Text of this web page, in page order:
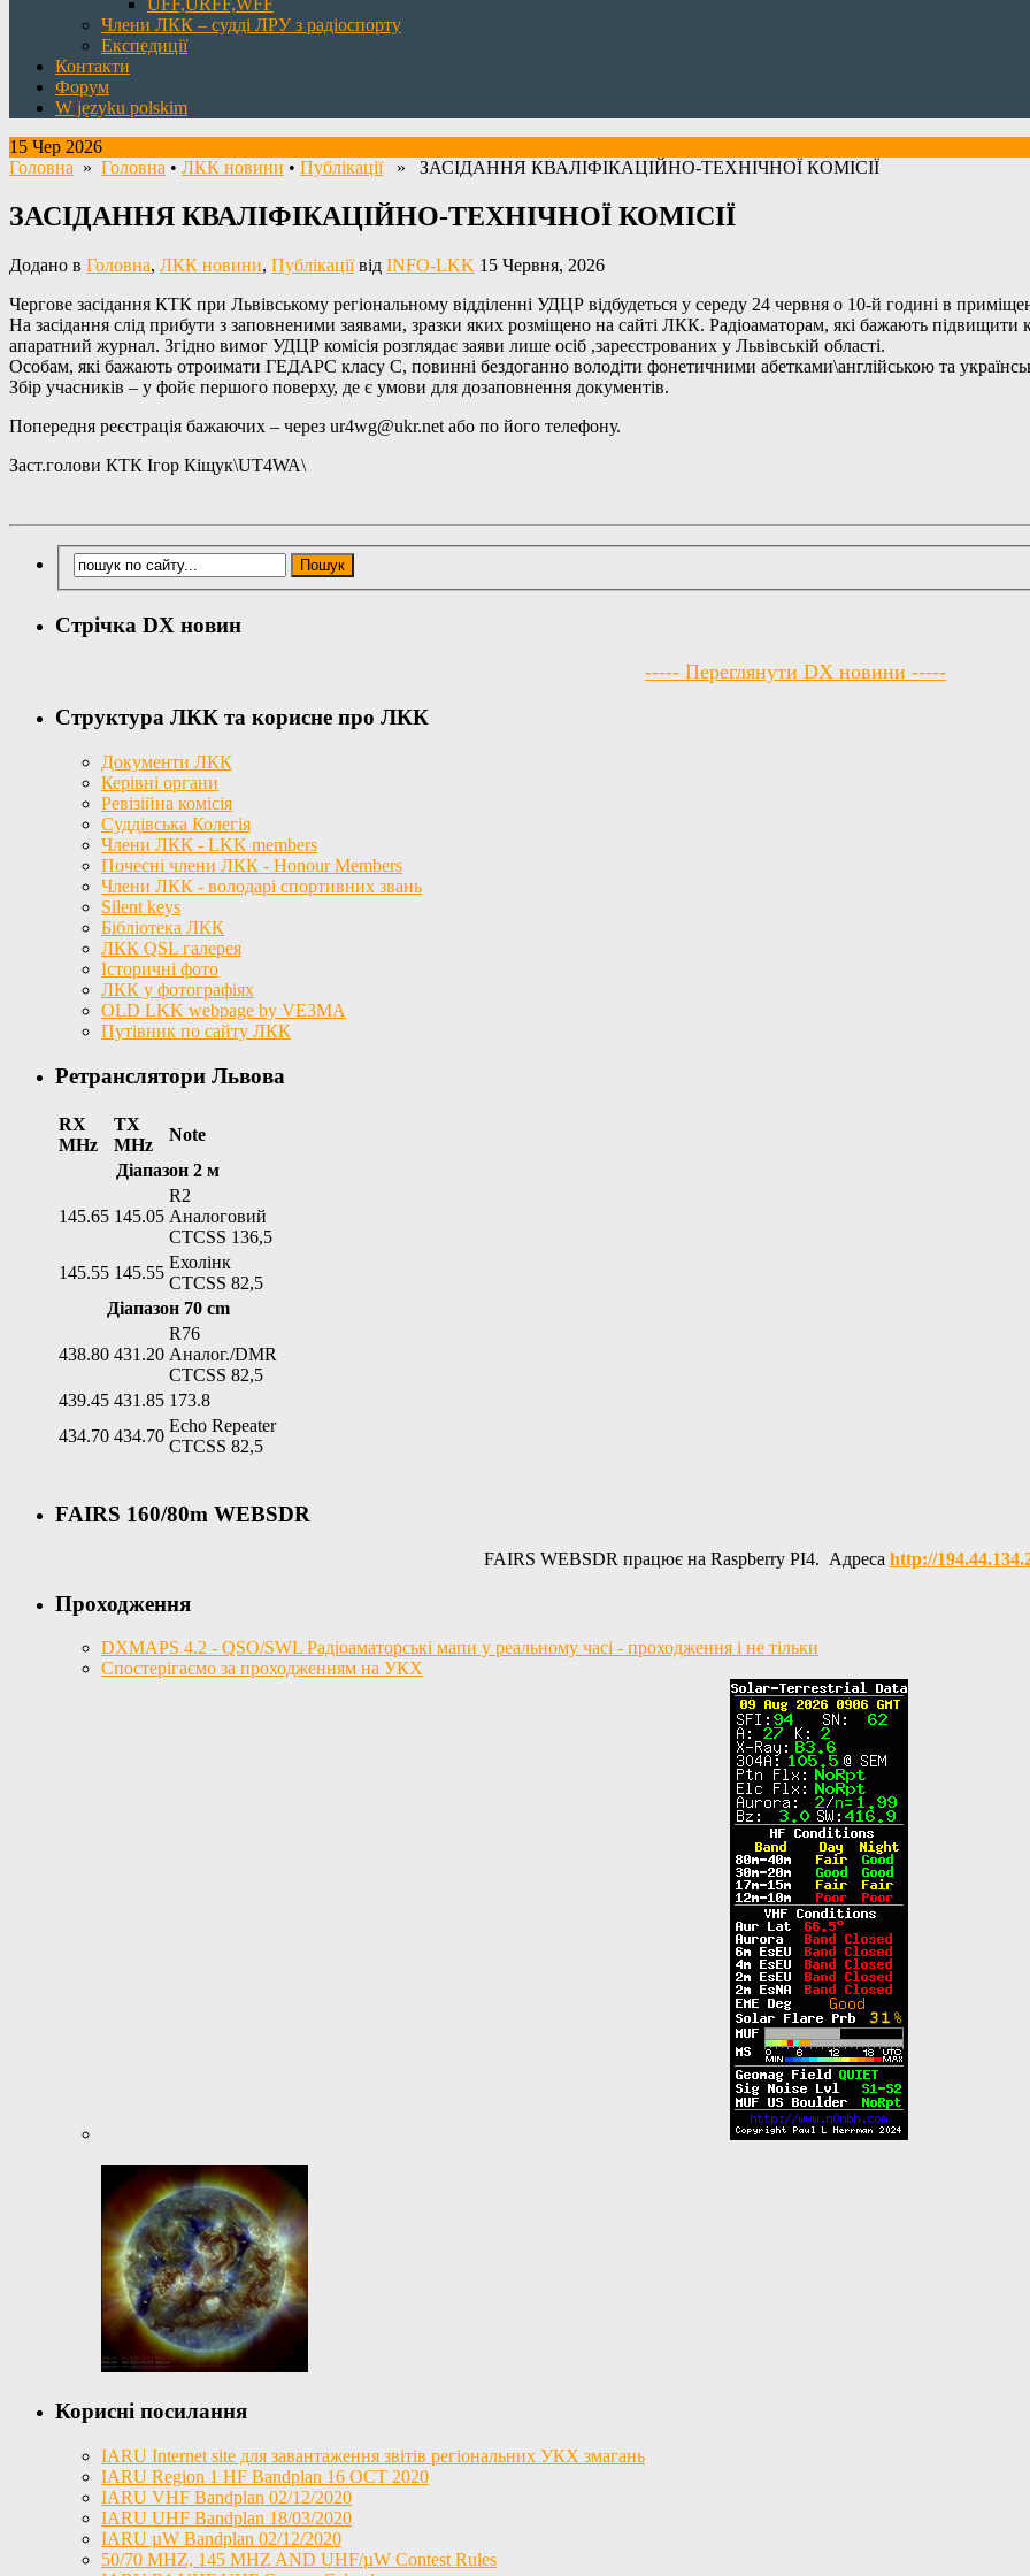
Члени ЛКК – судді ЛРУ з радіоспорту
Експедиції
Контакти
Форум
W języku polskim
15 Чер 2026
Головна » Головна • ЛКК новини • Публікації» ЗАСІДАННЯ КВАЛІФІКАЦІЙНО-ТЕХНІЧНОЇ КОМІСІЇ
ЗАСІДАННЯ КВАЛІФІКАЦІЙНО-ТЕХНІЧНОЇ КОМІСІЇ
Додано в Головна, ЛКК новини, Публікаціївід INFO-LKK 15 Червня, 2026
Чергове засідання КТК при Львівському регіональному відділенні УДЦР відбудеться у середу 24 червня о 10-й годині в
На засідання слід прибути з заповненими заявами, зразки яких розміщено на сайті ЛКК. Радіоаматорам, які бажають
апаратний журнал. Згідно вимог УДЦР комісія розглядає заяви лише осіб ,зареєстрованих у Львівській області.
Особам, які бажають отроимати ГЕДАРС класу С, повинні бездоганно володіти фонетичними абетками\англійською та
Збір учасників – у фойє першого поверху, де є умови для дозаповнення документів.
Попередня реєстрація бажаючих – через ur4wg@ukr.net або по його телефону.
Заст.голови КТК Ігор Кіщук\UT4WA\
Стрічка DX новин
----- Переглянути DX новини -----
Структура ЛКК та корисне про ЛКК
Документи ЛКК
Керівні органи
Ревізійна комісія
Суддівська Колегія
Члени ЛКК - LKK members
Почесні члени ЛКК - Honour Members
Члени ЛКК - володарі спортивних звань
Silent keys
Бібліотека ЛКК
ЛКК QSL галерея
Історичні фото
ЛКК у фотографіях
OLD LKK webpage by VE3MA
Путівник по сайту ЛКК
Ретранслятори Львова
RX
MHz
TX
MHz
Note
Діапазон 2 м
145.65 145.05
R2
Аналоговий
CTCSS 136,5
145.55 145.55
Ехолінк
CTCSS 82,5
Діапазон 70 cm
438.80 431.20
R76
Аналог./DMR
CTCSS 82,5
439.45 431.85 173.8
434.70 434.70
Echo Repeater
CTCSS 82,5
FAIRS 160/80m WEBSDR
FAIRS WEBSDR працює на Raspberry PI4. Адреса http://
Проходження
DXMAPS 4.2 - QSO/SWL Радіоаматорські мапи у реальному часі - проходження і не тільки
Спостерігаємо за проходженням на УКХ
Корисні посилання
IARU Internet site для завантаження звітів регіональних УКХ змагань
IARU Region 1 HF Bandplan 16 OCT 2020
IARU VHF Bandplan 02/12/2020
IARU UHF Bandplan 18/03/2020
IARU µW Bandplan 02/12/2020
50/70 MHZ, 145 MHZ AND UHF/µW Contest Rules